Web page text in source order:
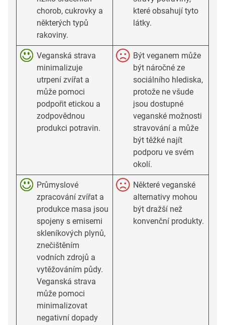
chorob, cukrovky a
některých typů
rakoviny.
které obsahují tyto
látky.
Veganská strava
minimalizuje
utrpení zvířat a
může pomoci
podpořit etickou a
zodpovědnou
produkci potravin.
Být veganem může
být náročné ze
sociálního hlediska,
protože ne všude
jsou dostupné
veganské možnosti
stravování a může
být těžké najít
podporu ve svém
okolí.
Průmyslové
zpracování zvířat a
produkce masa jsou
spojeny s emisemi
skleníkových plynů,
znečištěním
vodních zdrojů a
vytěžováním půdy.
Veganská strava
může pomoci
minimalizovat
negativní dopady
Některé veganské
alternativy mohou
být dražší než
konvenční produkty.